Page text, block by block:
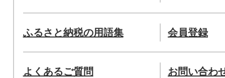
ふるさと納税の用語集 会員登録
よくあるご質問 お問い合わ